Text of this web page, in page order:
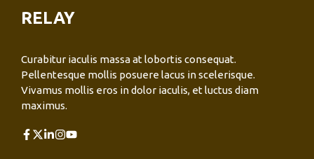
RELAY
Curabitur iaculis massa at lobortis consequat.
Pellentesque mollis posuere lacus in scelerisque.
Vivamus mollis eros in dolor iaculis, et luctus diam
maximus.